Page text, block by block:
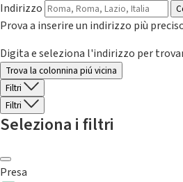
Indirizzo
Prova a inserire un indirizzo più
Digita e seleziona l'indirizzo per
Trova la colonnina piú vicina
Filtri
Filtri
Seleziona i filtri
Presa